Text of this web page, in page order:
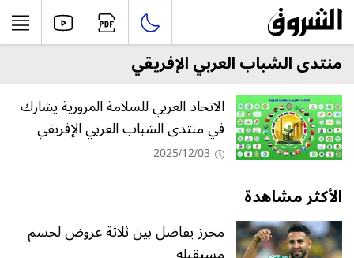
منتدى الشباب العربي الإفريقي
الاتحاد العربي للسلامة المرورية يشارك
في منتدى الشباب العربي الإفريقي
2025/12/03
الأكثر مشاهدة
محرز يفاضل بين ثلاثة عروض لحسم